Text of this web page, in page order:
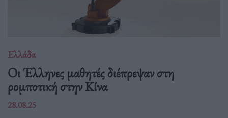
Ελλάδα
Οι Έλληνες μαθητές διέπρεψαν στη
ρομποτική στην Κίνα
28.08.25